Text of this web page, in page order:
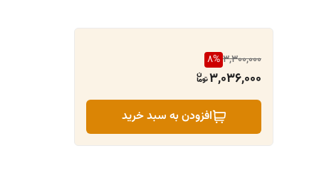
3,300,000
8%
3,036,000
افزودن به سبد خرید